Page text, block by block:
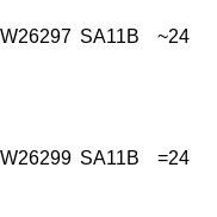
W26297 SA11B ~24
W26299 SA11B =24